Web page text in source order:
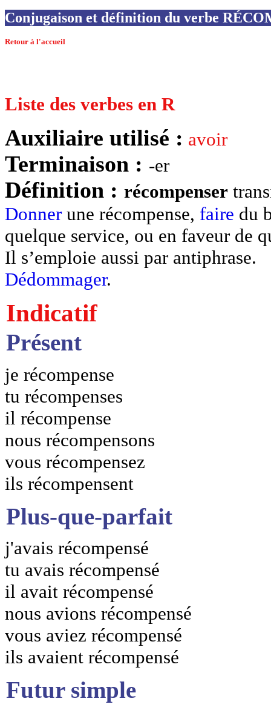
Conjugaison et définition du verbe
Retour à l'accueil
Liste des verbes en R
Auxiliaire utilisé : avoir
Terminaison : -er
Définition : récompenser
Donner une récompense, faire du
quelque service, ou en faveur de
Il s’emploie aussi par antiphrase.
Dédommager.
Indicatif
Présent
je récompense
tu récompenses
il récompense
nous récompensons
vous récompensez
ils récompensent
Plus-que-parfait
j'avais récompensé
tu avais récompensé
il avait récompensé
nous avions récompensé
vous aviez récompensé
ils avaient récompensé
Futur simple